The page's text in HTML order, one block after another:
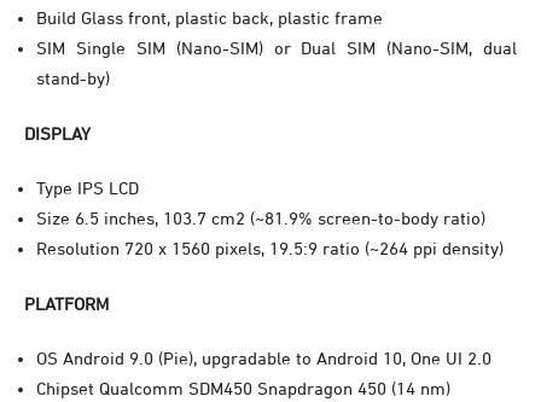
Build Glass front, plastic back, plastic frame
SIM Single SIM (Nano-SIM) or Dual SIM (Nano-SIM, dual
stand-by)
DISPLAY
Type IPS LCD
Size 6.5 inches, 103.7 cm2 (~81.9% screen-to-body ratio)
Resolution 720 x 1560 pixels, 19.5:9 ratio (~264 ppi density)
PLATFORM
OS Android 9.0 (Pie), upgradable to Android 10, One UI 2.0
Chipset Qualcomm SDM450 Snapdragon 450 (14 nm)